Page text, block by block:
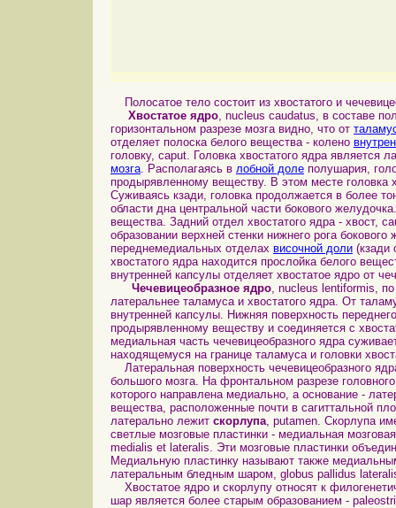
Полосатое тело состоит из хвостатого и
Хвостатое ядро, nucleus caudatus, в составе
горизонтальном разрезе мозга видно, что от
отделяет полоска белого вещества - колено
головку, caput. Головка хвостатого ядра является
мозга. Располагаясь в лобной доле полушария,
продырявленному веществу. В этом месте головка
Суживаясь кзади, головка продолжается в более
области дна центральной части бокового
вещества. Задний отдел хвостатого ядра - хвост,
образовании верхней стенки нижнего рога
переднемедиальных отделах височной доли (кзади
хвостатого ядра находится прослойка белого
внутренней капсулы отделяет хвостатое ядро от
Чечевицеобразное ядро, nucleus lentiformis,
латеральнее таламуса и хвостатого ядра. От
внутренней капсулы. Нижняя поверхность
продырявленному веществу и соединяется с
медиальная часть чечевицеобразного ядра
находящемуся на границе таламуса и головки
Латеральная поверхность чечевицеобразного
большого мозга. На фронтальном разрезе
которого направлена медиально, а основание -
вещества, расположенные почти в сагиттальной
латерально лежит скорлупа, putamen. Скорлупа
светлые мозговые пластинки - медиальная
medialis et lateralis. Эти мозговые пластинки
Медиальную пластинку называют также
латеральным бледным шаром, globus pallidus
Хвостатое ядро и скорлупу относят к
шар является более старым образованием -